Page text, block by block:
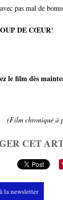
pas mal de
DE CŒUR!
le film dès
(Film chroniqué à
CET
la newsletter